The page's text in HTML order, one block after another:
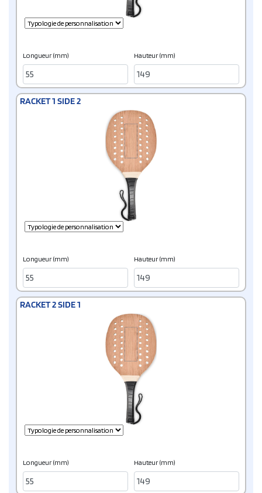
Longueur (mm) Hauteur (mm)
RACKET 1 SIDE 2
Longueur (mm) Hauteur (mm)
RACKET 2 SIDE 1
Longueur (mm) Hauteur (mm)